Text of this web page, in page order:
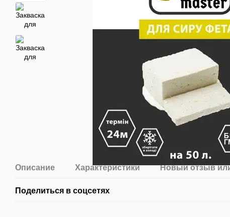
Описание Характеристики Новый отзыв
Поделиться в соцсетях